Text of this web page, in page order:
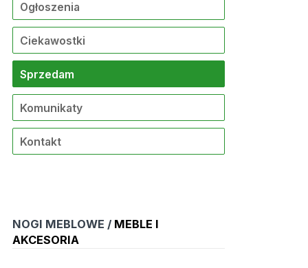
Ogłoszenia
Ciekawostki
Sprzedam
Komunikaty
Kontakt
NOGI MEBLOWE / MEBLE I
AKCESORIA